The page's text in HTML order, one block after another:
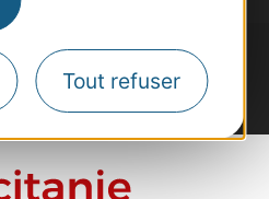
Tout refuser